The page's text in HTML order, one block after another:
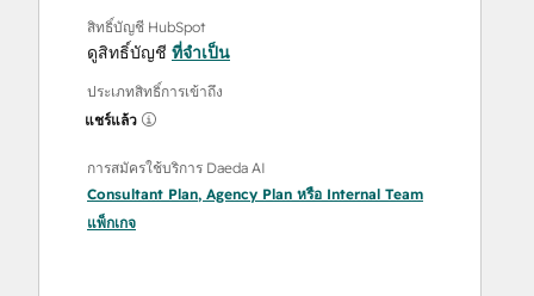
สิทธิ์บัญชี HubSpot
ดูสิทธิ์บัญชี ที่จำเป็น
ประเภทสิทธิ์การเข้าถึง
แชร์แล้ว
การสมัครใช้บริการ Daeda AI
Consultant Plan, Agency Plan หรือ Internal Team
แพ็กเกจ